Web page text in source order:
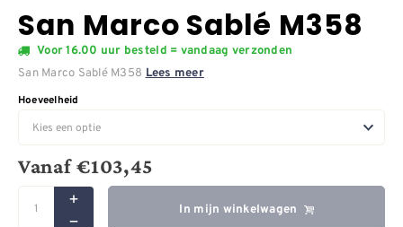
San Marco Sablé M358
Voor 16.00 uur besteld = vandaag verzonden
San Marco Sablé M358 Lees meer
Hoeveelheid
Vanaf€103,45
In mijn winkelwagen